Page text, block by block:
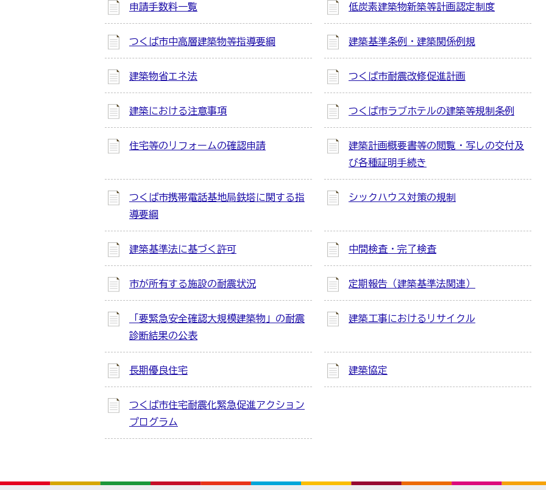
申請手数料一覧 低炭素建築物新築等計画認定制度
つくば市中高層建築物等指導要綱 建築基準条例・建築関係例規
建築物省エネ法 つくば市耐震改修促進計画
建築における注意事項 つくば市ラブホテルの建築等規制条例
住宅等のリフォームの確認申請
建築計画概要書等の閲覧・写しの交付及
び各種証明手続き
つくば市携帯電話基地局鉄塔に関する指
導要綱
シックハウス対策の規制
建築基準法に基づく許可 中間検査・完了検査
市が所有する施設の耐震状況 定期報告（建築基準法関連）
「要緊急安全確認大規模建築物」の耐震
診断結果の公表
建築工事におけるリサイクル
長期優良住宅 建築協定
つくば市住宅耐震化緊急促進アクション
プログラム